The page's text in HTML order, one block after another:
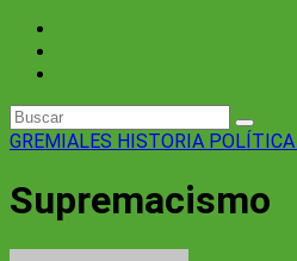
GREMIALES HISTORIA POLÍTICA
Supremacismo